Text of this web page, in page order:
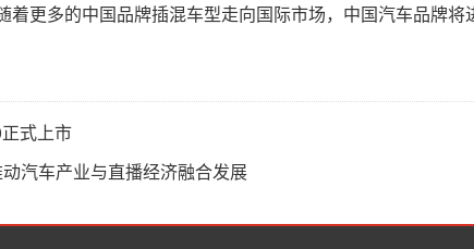
更多的中国品牌插混车型走向国际市场，中国汽车品牌
式上市
汽车产业与直播经济融合发展